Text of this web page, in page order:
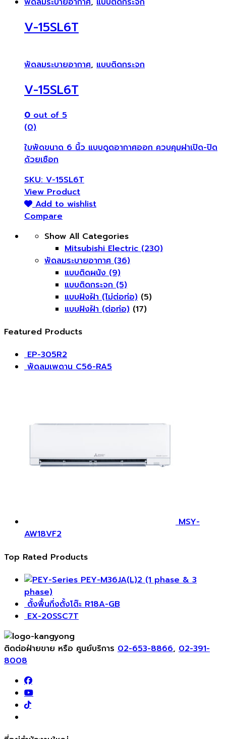
V-15SL6T
พัดลมระบายอากาศ, แบบติดกระจก
V-15SL6T
0out of 5
(0)
ใบพัดขนาด 6 นิ้ว แบบดูดอากาศออก ควบคุมฝาเปิด-ปิด
ด้วยเชือก
SKU: V-15SL6T
View Product
Add to wishlist
Compare
Show All Categories
Mitsubishi Electric(230)
พัดลมระบายอากาศ(36)
แบบติดผนัง(9)
แบบติดกระจก(5)
แบบฝังฝ้า (ไม่ต่อท่อ) (5)
แบบฝังฝ้า (ต่อท่อ) (17)
Featured Products
EP-305R2
​พัดลมเพดาน C56-RA5
MSY-
AW18VF2
Top Rated Products
PEY-M36JA(L)2 (1 phase & 3
phase)
ตั้งพื้นกึ่งตั้งโต๊ะ R18A-GB
EX-20SSC7T
ติดต่อฝ่ายขาย หรือ ศูนย์บริการ 02-653-8866, 02-391-
8008